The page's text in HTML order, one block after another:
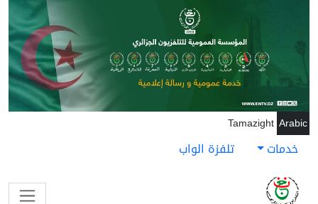
تجاوز إلى المحتوى الرئيسي
Arabic
Tamazight
خدمات تلفزة الواب